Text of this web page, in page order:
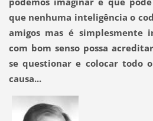
que nenhuma inteligência o
amigos mas é simplesmente
com bom senso possa
se questionar e colocar todo
causa...